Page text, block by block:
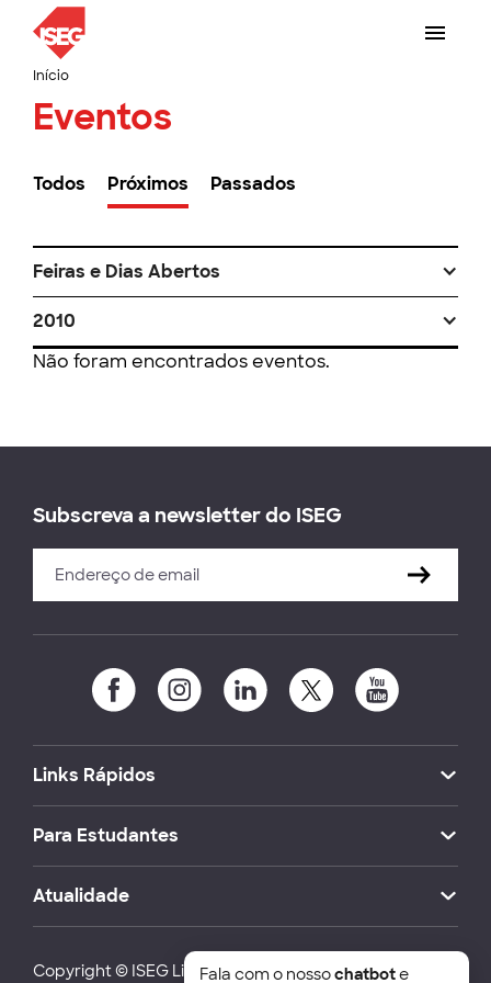
Início
Eventos
Todos Próximos Passados
Feiras e Dias Abertos
2010
Não foram encontrados eventos.
Subscreva a newsletter do ISEG
Links Rápidos
Para Estudantes
Atualidade
Copyright © ISEG Lisbon School of Economics and
Fala com o nossochatbote